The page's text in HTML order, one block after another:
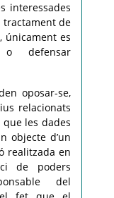
interessades
tractament de
únicament es
defensar
oposar-se,
relacionats
les dades
objecte d’un
realitzada en
de poders
del